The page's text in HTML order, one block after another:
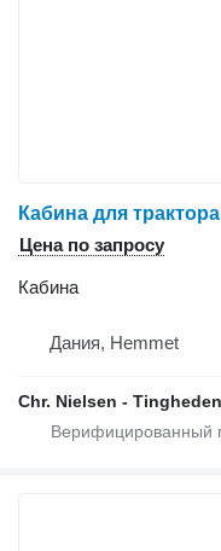
Кабина для
Цена по запросу
Кабина
Дания, Hemmet
Chr. Nielsen -